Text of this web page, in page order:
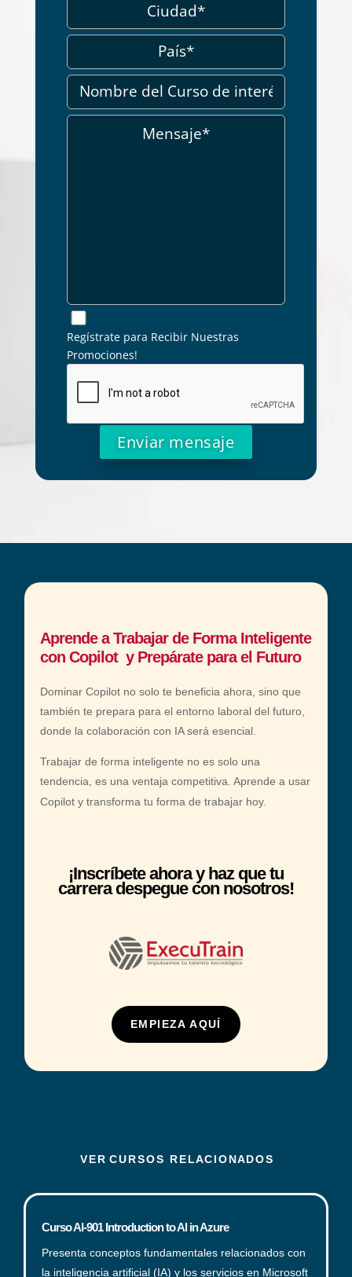
Regístrate para Recibir Nuestras
Promociones!
Aprende a Trabajar de Forma Inteligente
con Copilot y Prepárate para el Futuro
Dominar Copilot no solo te beneficia ahora, sino que
también te prepara para el entorno laboral del futuro,
donde la colaboración con IA será esencial.
Trabajar de forma inteligente no es solo una
tendencia, es una ventaja competitiva. Aprende a usar
Copilot y transforma tu forma de trabajar hoy.
¡Inscríbete ahora y haz que tu
carrera despegue con nosotros!
EMPIEZA AQUÍ
V E R C U R S O S R E L A C I O N A D O S
Curso AI-901 Introduction to AI in Azure
Presenta conceptos fundamentales relacionados con
la inteligencia artificial (IA) y los servicios en Microsoft